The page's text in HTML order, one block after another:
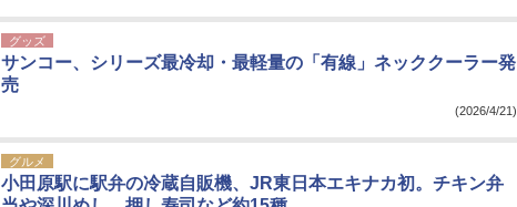
グッズ
サンコー、シリーズ最冷却・最軽量の「有線」ネッククーラー発
売
(2026/4/21)
グルメ
小田原駅に駅弁の冷蔵自販機、JR東日本エキナカ初。チキン弁